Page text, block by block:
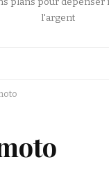
l'argent